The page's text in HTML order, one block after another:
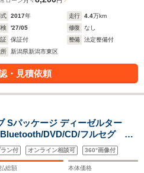
式 2017年 走行 4.4万km
'27/05 修復
なし
証
保証付 整備
法定整備付
所
新潟県新潟市東区
・見積依頼
パッケージ ディーゼルター
DVD/CD/フルセグ 全
アランスソナー レーダーク
ンチレーション パワーシー
ン付 オンライン相談可 360°画像付
総額 本体価格